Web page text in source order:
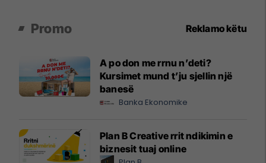
Promo Reklamo këtu
A po don me rrnu n’deti?
Kursimet mund t’ju sjellin një
banesë
Banka Ekonomike
Plan B Creative rrit ndikimin e
biznesit tuaj online